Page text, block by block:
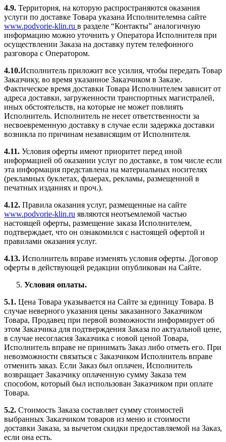
4.9. Территория, на которую распространяются оказания
услуги по доставке Товара указана Исполнителемна сайте
www.podvorie-klin.ru в разделе “Контакты” аналогичную
информацию можно уточнить у Оператора Исполнителя при
осуществлении Заказа на доставку путем телефонного
разговора с Оператором.
4.10.Исполнитель приложит все усилия, чтобы передать Товар
Заказчику, во время указанное Заказчиком в Заказе.
Фактическое время доставки Товара Исполнителем зависит от
адреса доставки, загруженности транспортных магистралей,
иных обстоятельств, на которые не может повлиять
Исполнитель. Исполнитель не несет ответственности за
несвоевременную доставку в случае если задержка доставки
возникла по причинам независящим от Исполнителя.
4.11. Условия оферты имеют приоритет перед иной
информацией об оказании услуг по доставке, в том числе если
эта информация представлена на материальных носителях
(рекламных буклетах, флаерах, рекламы, размещенной в
печатных изданиях и проч.).
4.12. Правила оказания услуг, размещенные на сайте
www.podvorie-klin.ru являются неотъемлемой частью
настоящей оферты, размещение заказа Исполнителем,
подтверждает, что он ознакомился с настоящей офертой и
правилами оказания услуг.
4.13. Исполнитель вправе изменять условия оферты. Договор
оферты в действующей редакции опубликован на Сайте.
Условия оплаты.
5.1. Цена Товара указывается на Сайте за единицу Товара. В
случае неверного указания цены заказанного Заказчиком
Товара, Продавец при первой возможности информирует об
этом Заказчика для подтверждения Заказа по актуальной цене,
в случае несогласия Заказчика с новой ценой Товара,
Исполнитель вправе не принимать Заказ либо отметь его. При
невозможности связаться с Заказчиком Исполнитель вправе
отменить заказ. Если Заказ был оплачен, Исполнитель
возвращает Заказчику оплаченную сумму Заказа тем
способом, который был использован Заказчиком при оплате
Товара.
5.2. Стоимость Заказа составляет сумму стоимостей
выбранных Заказчиком товаров из меню и стоимости
доставки Заказа, за вычетом скидки предоставляемой на Заказ,
если она есть.